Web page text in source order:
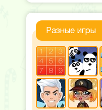
Разные игры